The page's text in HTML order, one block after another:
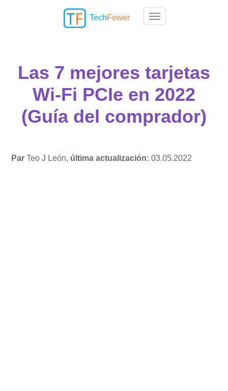
Toggle navigation
TechFewer
Las 7 mejores tarjetas
Wi-Fi PCIe en 2022
(Guía del comprador)
Par Teo J León, última actualización:03.05.2022